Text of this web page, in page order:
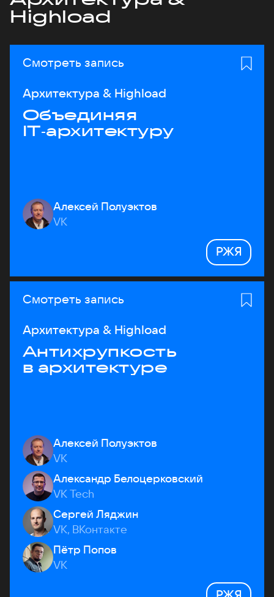
Highload
Смотреть запись
Архитектура & Highload
Объединяя
IT‑архитектуру
Алексей Полуэктов
VK
РЖЯ
Смотреть запись
Архитектура & Highload
Антихрупкость
в архитектуре
Алексей Полуэктов
VK
Александр Белоцерковский
VK Tech
Сергей Ляджин
VK, ВКонтакте
Пётр Попов
VK
РЖЯ